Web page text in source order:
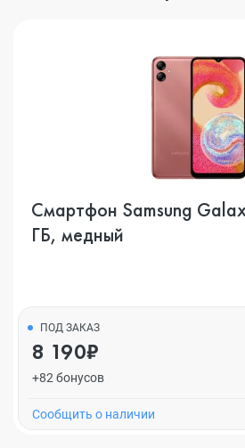
Смартфон Samsung
ГБ, медный
ПОД ЗАКАЗ
8 190₽
+82 бонусов
Cообщить о наличии